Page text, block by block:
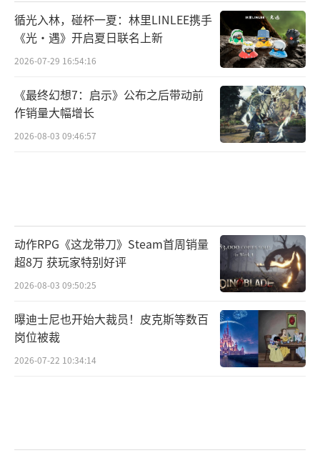
循光入林，碰杯一夏：林里LINLEE携手
《光·遇》开启夏日联名上新
2026-07-29 16:54:16
《最终幻想7：启示》公布之后带动前
作销量大幅增长
2026-08-03 09:46:57
动作RPG《这龙带刀》Steam首周销量
超8万 获玩家特别好评
2026-08-03 09:50:25
曝迪士尼也开始大裁员！皮克斯等数百
岗位被裁
2026-07-22 10:34:14